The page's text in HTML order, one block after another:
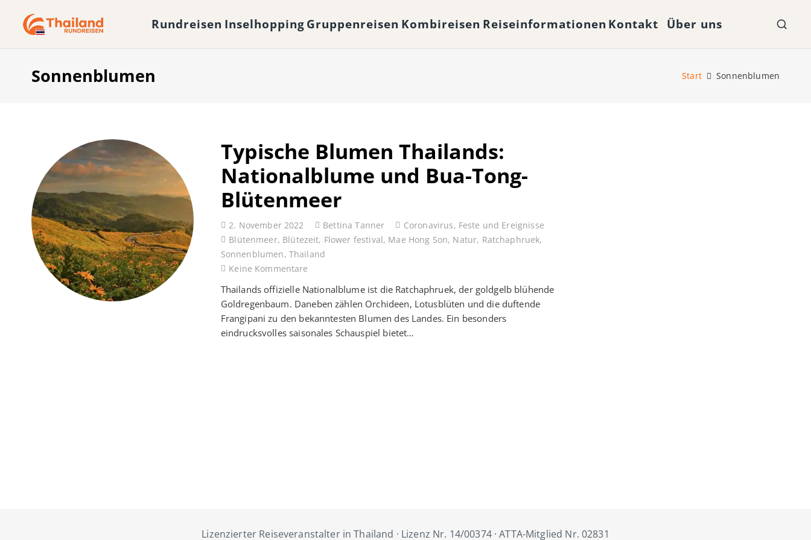
Rundreisen InselhoppingGruppenreisen Kombireisen Reiseinformationen Kontakt Über uns
Sonnenblumen Start Sonnenblumen
Typische Blumen Thailands:
Nationalblume und Bua-Tong-
Blütenmeer
2. November 2022 Bettina Tanner Coronavirus, Feste und Ereignisse
Blütenmeer, Blütezeit, Flower festival, Mae Hong Son, Natur, Ratchaphruek,
Sonnenblumen, Thailand
Keine Kommentare
Thailands offizielle Nationalblume ist die Ratchaphruek, der goldgelb blühende
Goldregenbaum. Daneben zählen Orchideen, Lotusblüten und die duftende
Frangipani zu den bekanntesten Blumen des Landes. Ein besonders
eindrucksvolles saisonales Schauspiel bietet…
Lizenzierter Reiseveranstalter in Thailand · Lizenz Nr. 14/00374 · ATTA-Mitglied Nr. 02831